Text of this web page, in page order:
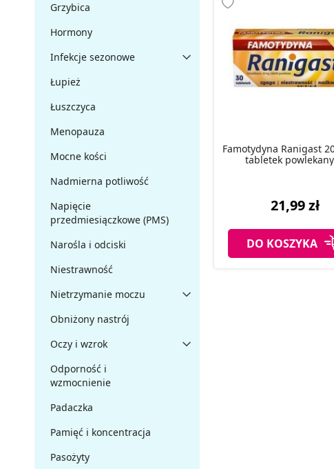
Grzybica
Hormony
Infekcje sezonowe
Łupież
Łuszczyca
Menopauza
Mocne kości
Nadmierna potliwość
Napięcie
przedmiesiączkowe (PMS)
Narośla i odciski
Niestrawność
Nietrzymanie moczu
Obniżony nastrój
Oczy i wzrok
Odporność i
wzmocnienie
Padaczka
Pamięć i koncentracja
Pasożyty
Famotydyna Ranigast
tabletek
21,99 zł
DO KOSZYKA